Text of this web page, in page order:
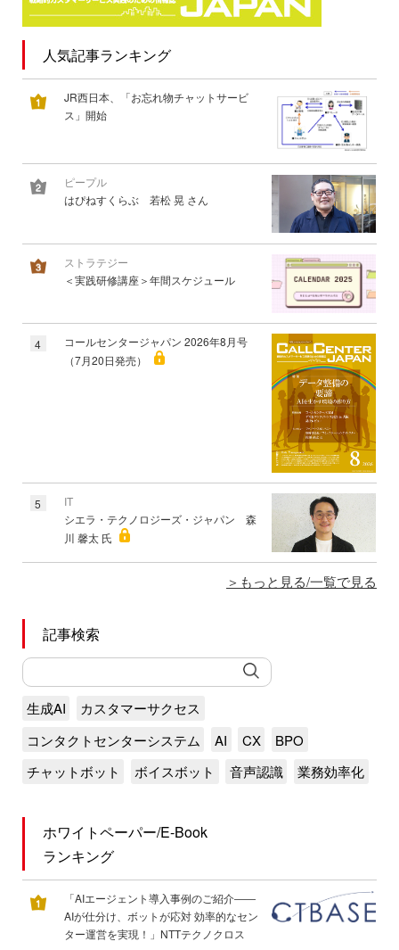
人気記事ランキング
JR西日本、「お忘れ物チャットサービ
ス」開始
ピープル
はぴねすくらぶ 若松 晃 さん
ストラテジー
＜実践研修講座＞年間スケジュール
4
コールセンタージャパン 2026年8月号
（7月20日発売）
5
IT
シエラ・テクノロジーズ・ジャパン 森
川 馨太 氏
もっと見る/一覧で見る
記事検索
生成AI
カスタマーサクセス
コンタクトセンターシステム
AI CX
BPO
チャットボット
ボイスボット 音声認識 業務効率化
ホワイトペーパー/E-Book
ランキング
「AIエージェント導入事例のご紹介――
AIが仕分け、ボットが応対 効率的なセン
ター運営を実現！」NTTテクノクロス